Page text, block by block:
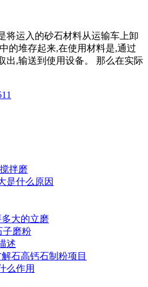
将运入的砂石材料从运输车上卸
的堆存起来,在使用材料是,通过
出,输送到使用设备。 那么在实际
拌磨
是什么原因
大的立磨
子磨粉
述
石高钙石制粉项目
么作用